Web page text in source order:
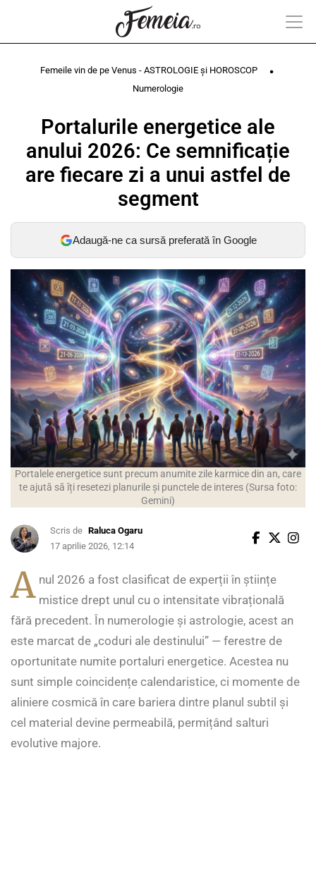
Femeile vin de pe Venus - ASTROLOGIE și HOROSCOP
Numerologie
Portalurile energetice ale
anului 2026: Ce semnificație
are fiecare zi a unui astfel de
segment
Adaugă-ne ca sursă preferată în Google
Portalele energetice sunt precum anumite zile karmice din an, care
te ajută să îți resetezi planurile și punctele de interes (Sursa foto:
Gemini)
Scris de Raluca Ogaru
17 aprilie 2026, 12:14
A nul 2026 a fost clasificat de experții în științe
mistice drept unul cu o intensitate vibrațională
fără precedent. În numerologie și astrologie, acest an
este marcat de „coduri ale destinului” — ferestre de
oportunitate numite portaluri energetice. Acestea nu
sunt simple coincidențe calendaristice, ci momente de
aliniere cosmică în care bariera dintre planul subtil și
cel material devine permeabilă, permițând salturi
evolutive majore.